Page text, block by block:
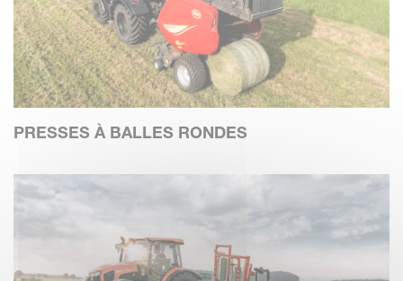
PRESSES À BALLES RONDES